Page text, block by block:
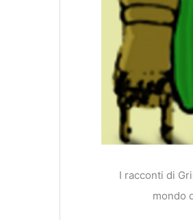
I racconti di
mondo